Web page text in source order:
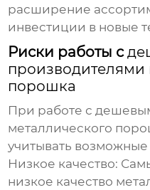
расширение
инвестиции в новые
Риски работы с
производителями
порошка
При работе с
металлического
учитывать
Низкое качество:
низкое качество